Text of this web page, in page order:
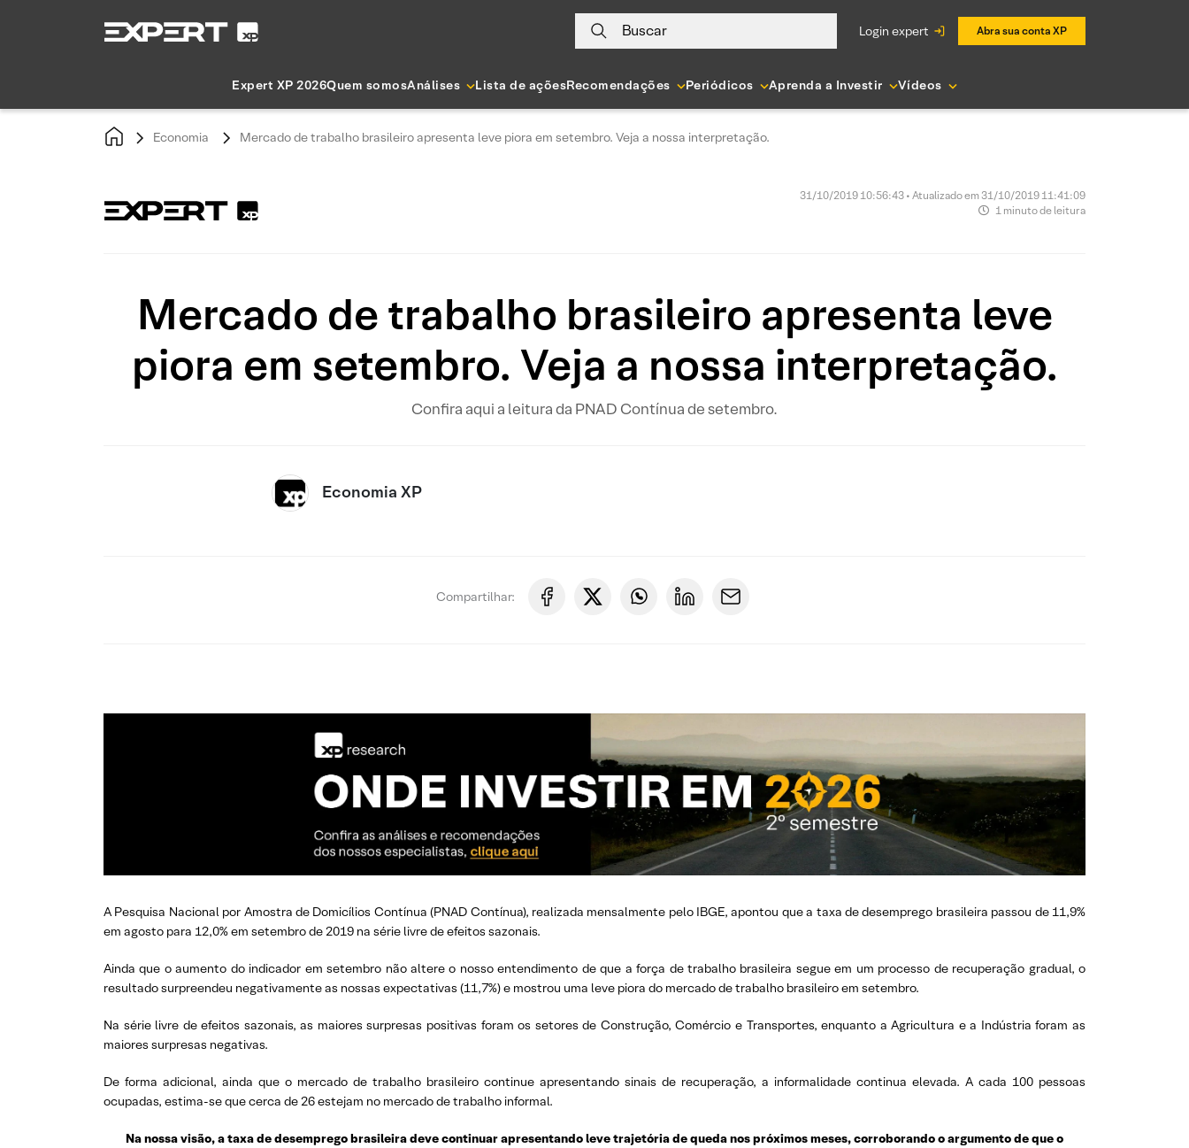
Buscar login expert Abra sua conta XP
Expert XP 2026Quem somosAnálises Lista de açõesRecomendações Periódicos Aprenda a Investir Vídeos
Economia Mercado de trabalho brasileiro apresenta leve piora em setembro. Veja a nossa interpretação.
31/10/2019 10:56:43 • Atualizado em 31/10/2019 11:41:09
1 minuto de leitura
Mercado de trabalho brasileiro apresenta leve
piora em setembro. Veja a nossa interpretação.
Confira aqui a leitura da PNAD Contínua de setembro.
Economia XP
Compartilhar:
A Pesquisa Nacional por Amostra de Domicílios Contínua (PNAD Contínua), realizada mensalmente pelo IBGE, apontou que a taxa de desemprego brasileira passou de 11,9%
em agosto para 12,0% em setembro de 2019 na série livre de efeitos sazonais.
Ainda que o aumento do indicador em setembro não altere o nosso entendimento de que a força de trabalho brasileira segue em um processo de recuperação gradual, o
resultado surpreendeu negativamente as nossas expectativas (11,7%) e mostrou uma leve piora do mercado de trabalho brasileiro em setembro.
Na série livre de efeitos sazonais, as maiores surpresas positivas foram os setores de Construção, Comércio e Transportes, enquanto a Agricultura e a Indústria foram as
maiores surpresas negativas.
De forma adicional, ainda que o mercado de trabalho brasileiro continue apresentando sinais de recuperação, a informalidade continua elevada. A cada 100 pessoas
ocupadas, estima-se que cerca de 26 estejam no mercado de trabalho informal.
Na nossa visão, a taxa de desemprego brasileira deve continuar apresentando leve trajetória de queda nos próximos meses, corroborando o argumento de que o